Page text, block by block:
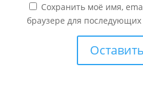
Сохранить моё имя,
браузере для